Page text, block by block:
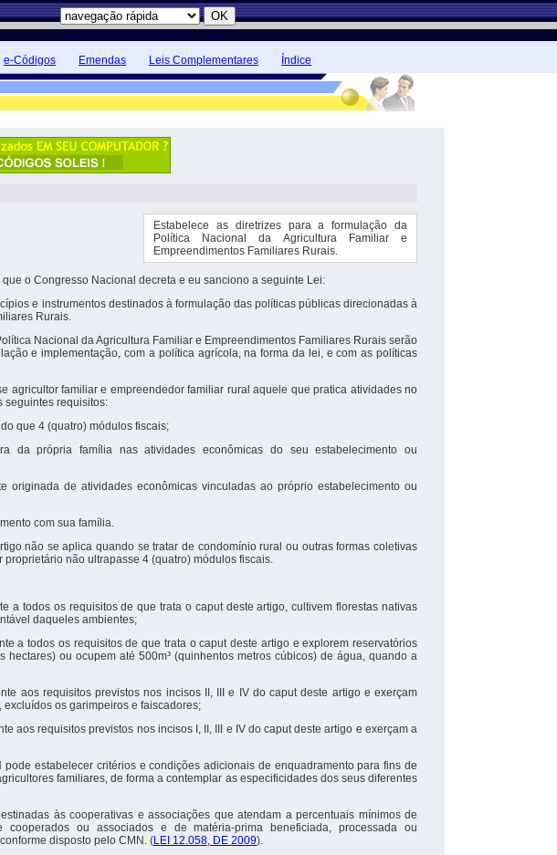
e-Códigos Emendas Leis Complementares Índice
Estabelece as diretrizes para a formulação da
Política Nacional da Agricultura Familiar e
Empreendimentos Familiares Rurais.
o Congresso Nacional decreta e eu sanciono a seguinte Lei:
e instrumentos destinados à formulação das políticas públicas direcionadas à
Rurais.
Nacional da Agricultura Familiar e Empreendimentos Familiares Rurais serão
e implementação, com a política agrícola, na forma da lei, e com as políticas
agricultor familiar e empreendedor familiar rural aquele que pratica atividades no
seguintes requisitos:
que 4 (quatro) módulos fiscais;
da própria família nas atividades econômicas do seu estabelecimento ou
originada de atividades econômicas vinculadas ao próprio estabelecimento ou
com sua família.
não se aplica quando se tratar de condomínio rural ou outras formas coletivas
não ultrapasse 4 (quatro) módulos fiscais.
a todos os requisitos de que trata o caput deste artigo, cultivem florestas nativas
daqueles ambientes;
a todos os requisitos de que trata o caput deste artigo e explorem reservatórios
hectares) ou ocupem até 500m³ (quinhentos metros cúbicos) de água, quando a
aos requisitos previstos nos incisos II, III e IV do caput deste artigo e exerçam
os garimpeiros e faiscadores;
aos requisitos previstos nos incisos I, II, III e IV do caput deste artigo e exerçam a
estabelecer critérios e condições adicionais de enquadramento para fins de
familiares, de forma a contemplar as especificidades dos seus diferentes
às cooperativas e associações que atendam a percentuais mínimos de
ou associados e de matéria-prima beneficiada, processada ou
disposto pelo CMN. (LEI 12.058, DE 2009).